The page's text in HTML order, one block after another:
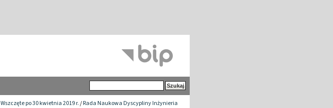
Wszczęte po 30 kwietnia 2019 r./Rada Naukowa Dyscypliny Inżynieria